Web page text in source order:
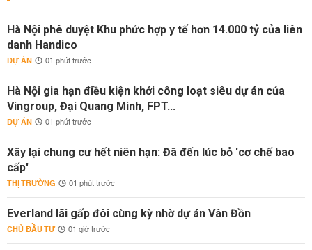
Hà Nội phê duyệt Khu phức hợp y tế hơn 14.000 tỷ của liên
danh Handico
DỰ ÁN 01 phút trước
Hà Nội gia hạn điều kiện khởi công loạt siêu dự án của
Vingroup, Đại Quang Minh, FPT...
DỰ ÁN 01 phút trước
Xây lại chung cư hết niên hạn: Đã đến lúc bỏ 'cơ chế bao
cấp'
THỊ TRƯỜNG 01 phút trước
Everland lãi gấp đôi cùng kỳ nhờ dự án Vân Đồn
CHỦ ĐẦU TƯ 01 giờ trước